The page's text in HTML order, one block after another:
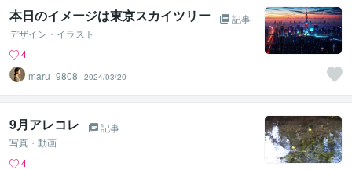
本日のイメージは東京スカイツリー
記事
デザイン・イラスト
4
maru_9808
2024/03/20
9月アレコレ
記事
写真・動画
4